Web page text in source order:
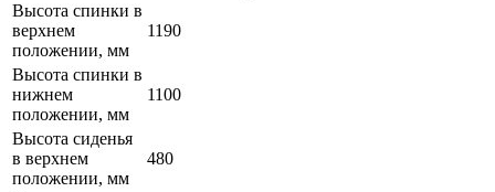
Высота спинки в
верхнем
положении, мм
1190
Высота спинки в
нижнем
положении, мм
1100
Высота сиденья
в верхнем
положении, мм
480